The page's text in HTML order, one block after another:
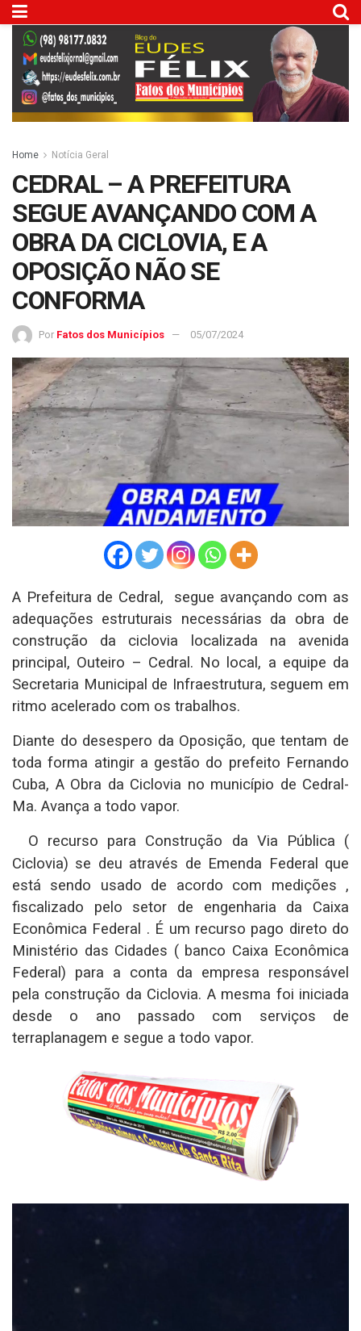
Home Notícia Geral
CEDRAL – A PREFEITURA
SEGUE AVANÇANDO COM A
OBRA DA CICLOVIA, E A
OPOSIÇÃO NÃO SE
CONFORMA
Por Fatos dos Municípios 05/07/2024
A Prefeitura de Cedral, segue avançando com as
adequações estruturais necessárias da obra de
construção da ciclovia localizada na avenida
principal, Outeiro – Cedral. No local, a equipe da
Secretaria Municipal de Infraestrutura, seguem em
ritmo acelerado com os trabalhos.
Diante do desespero da Oposição, que tentam de
toda forma atingir a gestão do prefeito Fernando
Cuba, A Obra da Ciclovia no município de Cedral-
Ma. Avança a todo vapor.
O recurso para Construção da Via Pública (
Ciclovia) se deu através de Emenda Federal que
está sendo usado de acordo com medições ,
fiscalizado pelo setor de engenharia da Caixa
Econômica Federal . É um recurso pago direto do
Ministério das Cidades ( banco Caixa Econômica
Federal) para a conta da empresa responsável
pela construção da Ciclovia. A mesma foi iniciada
desde o ano passado com serviços de
terraplanagem e segue a todo vapor.
Tocador